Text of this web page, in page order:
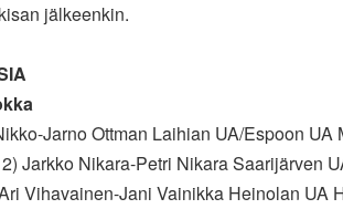
jälkeenkin.
Jarno Ottman Laihian UA/Espoon UA
Jarkko Nikara-Petri Nikara Saarijärven
Vihavainen-Jani Vainikka Heinolan UA